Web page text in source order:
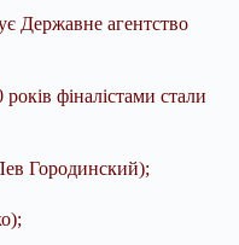
Державне агентство
років фіналістами стали
Городинский);